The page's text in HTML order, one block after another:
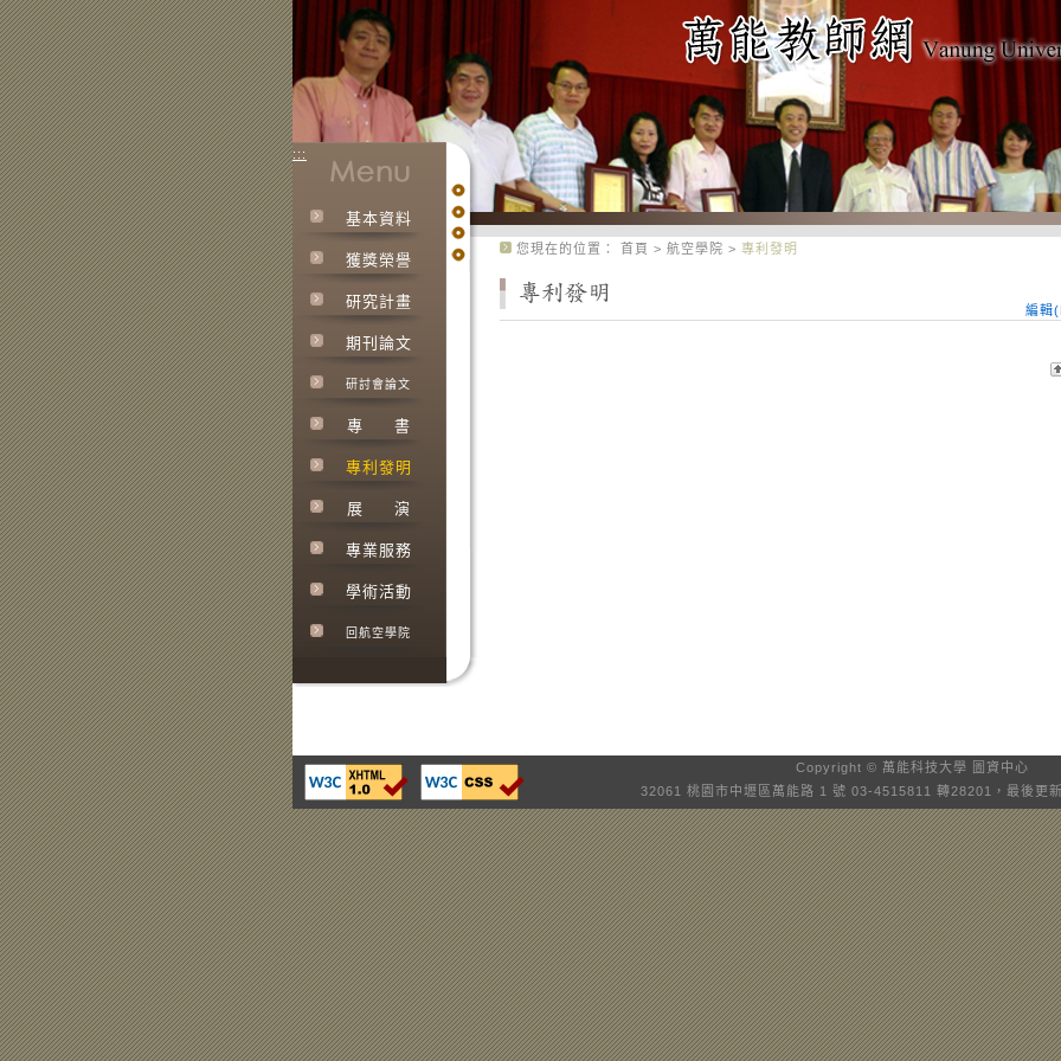
:::
基本資料
獲獎榮譽
研究計畫
期刊論文
研討會論文
專 書
專利發明
展 演
專業服務
學術活動
回航空學院
您現在的位置： 首頁 > 航空學院 > 專利發明
編輯
Copyright © 萬能科技大學 圖資中心
32061 桃園市中壢區萬能路 1 號 03-4515811 轉28201，最後更